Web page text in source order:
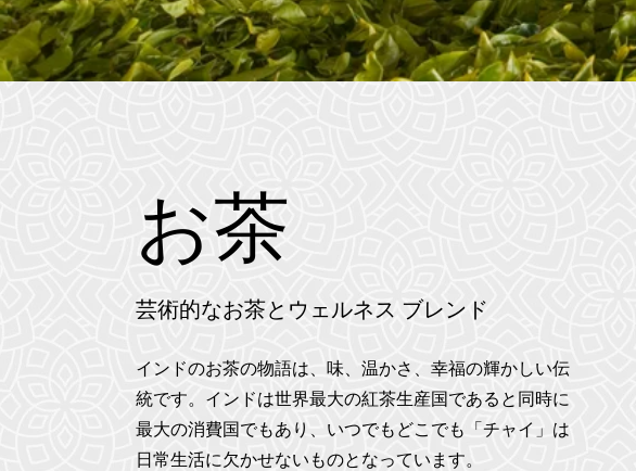
お茶
芸術的なお茶とウェルネス ブレンド
インドのお茶の物語は、味、温かさ、幸福の輝かしい伝
統です。インドは世界最大の紅茶生産国であると同時に
最大の消費国でもあり、いつでもどこでも「チャイ」は
日常生活に欠かせないものとなっています。